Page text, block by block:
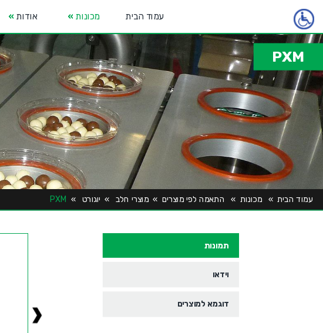
עמוד הבית מכונות » אודות »
PXM
עמוד הבית» מכונות » התאמה לפי מוצרים » מוצרי חלב» יוגורט »
PXM
תמונות
וידאו
דוגמא למוצרים